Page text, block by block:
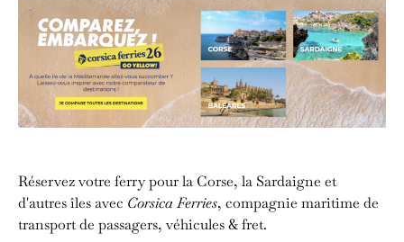
Réservez votre ferry pour la Corse, la Sardaigne et
d'autres îles avec Corsica Ferries, compagnie maritime de
transport de passagers, véhicules & fret.